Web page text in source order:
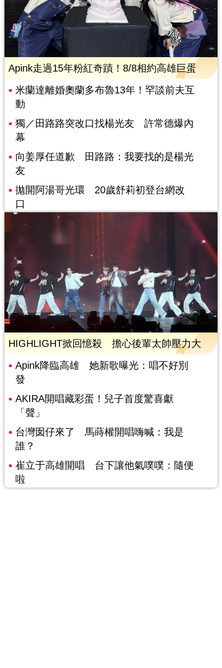
Apink走過15年粉紅奇蹟！8/8相約高雄巨蛋
米蘭達離婚奧蘭多布魯13年！罕談前夫互
動
獨／田路路突改口找楊光友 許常德爆內
幕
向姜厚任道歉 田路路：我要找的是楊光
友
拋開阿湯哥光環 20歲舒莉初登台網改
口
HIGHLIGHT掀回憶殺 擔心後輩太帥壓力大
Apink降臨高雄 她新歌曝光：唱不好別
發
AKIRA開唱藏彩蛋！兒子首度驚喜獻
「聲」
台灣囡仔來了 馬蒔權開唱嗨喊：我是
誰？
崔立于高雄開唱 台下讓他氣噗噗：隨便
啦